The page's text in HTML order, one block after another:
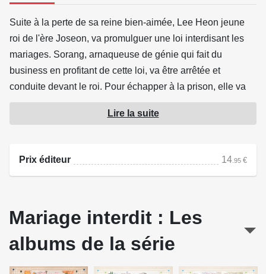
Suite à la perte de sa reine bien-aimée, Lee Heon jeune
roi de l'ère Joseon, va promulguer une loi interdisant les
mariages. Sorang, arnaqueuse de génie qui fait du
business en profitant de cette loi, va être arrêtée et
conduite devant le roi. Pour échapper à la prison, elle va
se faire passer pour une médium et prétendre
communiquer avec la défunte reine !
Lire la suite
Prix éditeur 14.95 €
Mariage interdit : Les
albums de la série